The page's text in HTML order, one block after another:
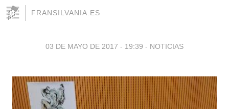
FRANSILVANIA.ES
03 DE MAYO DE 2017 - 19:39 - NOTICIAS